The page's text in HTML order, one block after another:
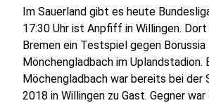
Im Sauerland gibt es heute
17:30 Uhr ist Anpfiff in Willingen.
Bremen ein Testspiel gegen Borussia
Mönchengladbach im Uplandstadion.
Möchengladbach war bereits bei der
2018 in Willingen zu Gast. Gegner